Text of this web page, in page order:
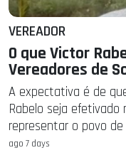
VEREADOR
O que Victor
Vereadores de
A expectativa é de
Rabelo seja efetivado
representar o povo
ago 7 days